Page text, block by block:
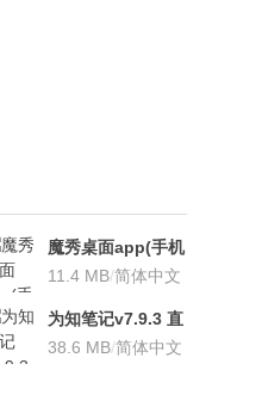
魔秀桌面app(手机
桌面软件)v6.8.6
11.4 MB/简体中文
为知笔记v7.9.3 直
装本地VIP会员版
38.6 MB/简体中文